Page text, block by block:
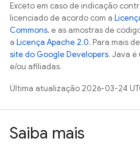
Exceto em caso de indicação
licenciado de acordo com a
Commons, e as amostras de
a Licença Apache 2.0. Para mais
site do Google Developers. Java
e/ou afiliadas.
Última atualização 2026-03-24
Saiba mais